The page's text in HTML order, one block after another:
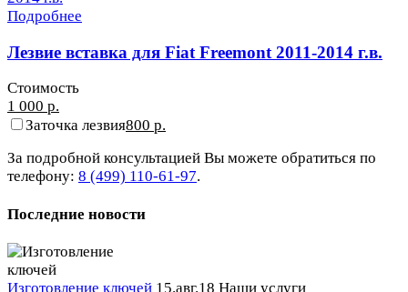
Подробнее
Лезвие вставка для Fiat Freemont 2011-2014 г.в.
Стоимость
1 000 р.
Заточка лезвия800 р.
За подробной консультацией Вы можете обратиться по
телефону: 8 (499) 110-61-97.
Последние новости
Изготовление ключей 15.авг.18 Наши услуги